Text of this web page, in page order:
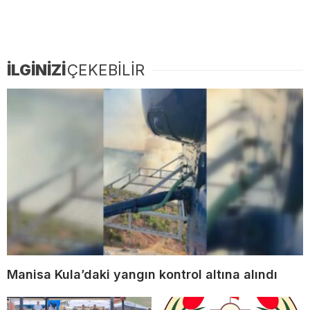
İLGİNİZİÇEKEBİLİR
Manisa Kula’daki yangın kontrol altına alındı